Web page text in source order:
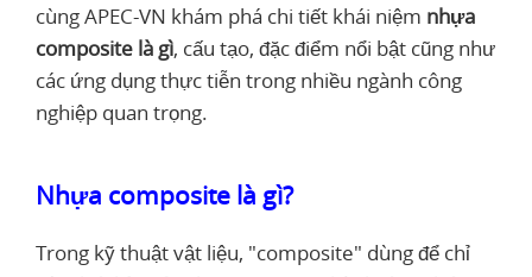
cùng APEC-VN khám phá chi tiết khái niệm nhựa
composite là gì, cấu tạo, đặc điểm nổi bật cũng như
các ứng dụng thực tiễn trong nhiều ngành công
nghiệp quan trọng.
Nhựa composite là gì?
Trong kỹ thuật vật liệu, "composite" dùng để chỉ